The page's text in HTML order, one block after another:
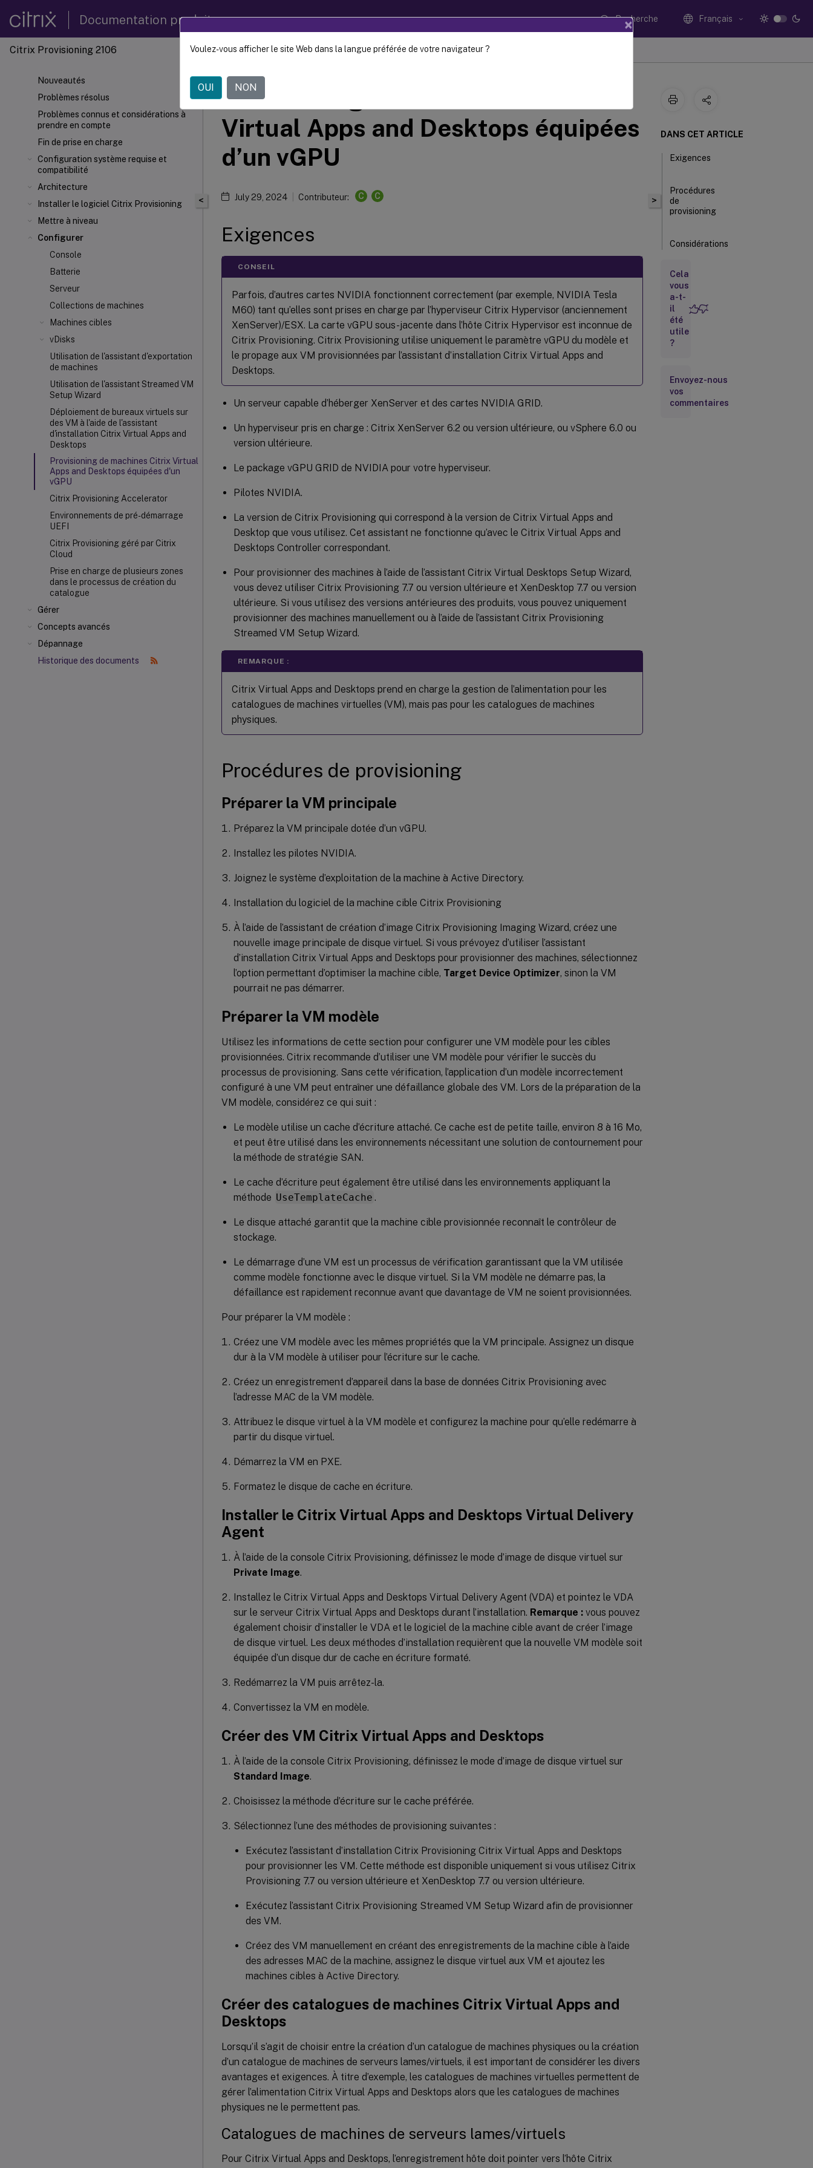
Documentation produit Recherche Français
Citrix Provisioning 2106
Nouveautés
Problèmes résolus
Problèmes connus et considérations à
prendre en compte
Fin de prise en charge
Configuration système requise et
compatibilité
Architecture
Installer le logiciel Citrix Provisioning
Mettre à niveau
Configurer
Console
Batterie
Serveur
Collections de machines
Machines cibles
vDisks
Utilisation de l'assistant d'exportation
de machines
Utilisation de l'assistant Streamed VM
Setup Wizard
Déploiement de bureaux virtuels sur
des VM à l'aide de l'assistant
d'installation Citrix Virtual Apps and
Desktops
Provisioning de machines Citrix Virtual
Apps and Desktops équipées d'un
vGPU
Citrix Provisioning Accelerator
Environnements de pré-démarrage
UEFI
Citrix Provisioning géré par Citrix
Cloud
Prise en charge de plusieurs zones
dans le processus de création du
catalogue
Gérer
Concepts avancés
Dépannage
Historique des documents
Citrix Provisioning Citrix Provisioning 2106
<
Provisioning de machines Citrix
Virtual Apps and Desktops équipées
d’un vGPU
July 29, 2024 Contributeur: C C
Exigences
CONSEIL
Parfois, d’autres cartes NVIDIA fonctionnent correctement (par exemple, NVIDIA Tesla
M60) tant qu’elles sont prises en charge par l’hyperviseur Citrix Hypervisor (anciennement
XenServer)/ESX. La carte vGPU sous-jacente dans l’hôte Citrix Hypervisor est inconnue de
Citrix Provisioning. Citrix Provisioning utilise uniquement le paramètre vGPU du modèle et
le propage aux VM provisionnées par l’assistant d’installation Citrix Virtual Apps and
Desktops.
Un serveur capable d’héberger XenServer et des cartes NVIDIA GRID.
Un hyperviseur pris en charge : Citrix XenServer 6.2 ou version ultérieure, ou vSphere 6.0 ou
version ultérieure.
Le package vGPU GRID de NVIDIA pour votre hyperviseur.
Pilotes NVIDIA.
La version de Citrix Provisioning qui correspond à la version de Citrix Virtual Apps and
Desktop que vous utilisez. Cet assistant ne fonctionne qu’avec le Citrix Virtual Apps and
Desktops Controller correspondant.
Pour provisionner des machines à l’aide de l’assistant Citrix Virtual Desktops Setup Wizard,
vous devez utiliser Citrix Provisioning 7.7 ou version ultérieure et XenDesktop 7.7 ou version
ultérieure. Si vous utilisez des versions antérieures des produits, vous pouvez uniquement
provisionner des machines manuellement ou à l’aide de l’assistant Citrix Provisioning
Streamed VM Setup Wizard.
REMARQUE :
Citrix Virtual Apps and Desktops prend en charge la gestion de l’alimentation pour les
catalogues de machines virtuelles (VM), mais pas pour les catalogues de machines
physiques.
Procédures de provisioning
Préparer la VM principale
Préparez la VM principale dotée d’un vGPU.
Installez les pilotes NVIDIA.
Joignez le système d’exploitation de la machine à Active Directory.
Installation du logiciel de la machine cible Citrix Provisioning
À l’aide de l’assistant de création d’image Citrix Provisioning Imaging Wizard, créez une
nouvelle image principale de disque virtuel. Si vous prévoyez d’utiliser l’assistant
d’installation Citrix Virtual Apps and Desktops pour provisionner des machines, sélectionnez
l’option permettant d’optimiser la machine cible, Target Device Optimizer, sinon la VM
pourrait ne pas démarrer.
Préparer la VM modèle
Utilisez les informations de cette section pour configurer une VM modèle pour les cibles
provisionnées. Citrix recommande d’utiliser une VM modèle pour vérifier le succès du
processus de provisioning. Sans cette vérification, l’application d’un modèle incorrectement
configuré à une VM peut entraîner une défaillance globale des VM. Lors de la préparation de la
VM modèle, considérez ce qui suit :
Le modèle utilise un cache d’écriture attaché. Ce cache est de petite taille, environ 8 à 16 Mo,
et peut être utilisé dans les environnements nécessitant une solution de contournement pour
la méthode de stratégie SAN.
Le cache d’écriture peut également être utilisé dans les environnements appliquant la
méthode UseTemplateCache .
Le disque attaché garantit que la machine cible provisionnée reconnaît le contrôleur de
stockage.
Le démarrage d’une VM est un processus de vérification garantissant que la VM utilisée
comme modèle fonctionne avec le disque virtuel. Si la VM modèle ne démarre pas, la
défaillance est rapidement reconnue avant que davantage de VM ne soient provisionnées.
Pour préparer la VM modèle :
Créez une VM modèle avec les mêmes propriétés que la VM principale. Assignez un disque
dur à la VM modèle à utiliser pour l’écriture sur le cache.
Créez un enregistrement d’appareil dans la base de données Citrix Provisioning avec
l’adresse MAC de la VM modèle.
Attribuez le disque virtuel à la VM modèle et configurez la machine pour qu’elle redémarre à
partir du disque virtuel.
Démarrez la VM en PXE.
Formatez le disque de cache en écriture.
Installer le Citrix Virtual Apps and Desktops Virtual Delivery
Agent
À l’aide de la console Citrix Provisioning, définissez le mode d’image de disque virtuel sur
Private Image.
Installez le Citrix Virtual Apps and Desktops Virtual Delivery Agent (VDA) et pointez le VDA
sur le serveur Citrix Virtual Apps and Desktops durant l’installation. Remarque : vous pouvez
également choisir d’installer le VDA et le logiciel de la machine cible avant de créer l’image
de disque virtuel. Les deux méthodes d’installation requièrent que la nouvelle VM modèle soit
équipée d’un disque dur de cache en écriture formaté.
Redémarrez la VM puis arrêtez-la.
Convertissez la VM en modèle.
Créer des VM Citrix Virtual Apps and Desktops
À l’aide de la console Citrix Provisioning, définissez le mode d’image de disque virtuel sur
Standard Image.
Choisissez la méthode d’écriture sur le cache préférée.
Sélectionnez l’une des méthodes de provisioning suivantes :
Exécutez l’assistant d’installation Citrix Provisioning Citrix Virtual Apps and Desktops
pour provisionner les VM. Cette méthode est disponible uniquement si vous utilisez Citrix
Provisioning 7.7 ou version ultérieure et XenDesktop 7.7 ou version ultérieure.
Exécutez l’assistant Citrix Provisioning Streamed VM Setup Wizard afin de provisionner
des VM.
Créez des VM manuellement en créant des enregistrements de la machine cible à l’aide
des adresses MAC de la machine, assignez le disque virtuel aux VM et ajoutez les
machines cibles à Active Directory.
Créer des catalogues de machines Citrix Virtual Apps and
Desktops
Lorsqu’il s’agit de choisir entre la création d’un catalogue de machines physiques ou la création
d’un catalogue de machines de serveurs lames/virtuels, il est important de considérer les divers
avantages et exigences. À titre d’exemple, les catalogues de machines virtuelles permettent de
gérer l’alimentation Citrix Virtual Apps and Desktops alors que les catalogues de machines
physiques ne le permettent pas.
Catalogues de machines de serveurs lames/virtuels
Pour Citrix Virtual Apps and Desktops, l’enregistrement hôte doit pointer vers l’hôte Citrix
>
DANS CET ARTICLE
Exigences
Procédures
de
provisioning
Considérations
Citrix
Provisioning et
Citrix Virtual
Apps and
Desktops
Cela
vous
a-t-
il
été
utile
?
Envoyez-nous
vos
commentaires
×
Voulez-vous afficher le site Web dans la langue préférée de votre navigateur ?
OUI NON